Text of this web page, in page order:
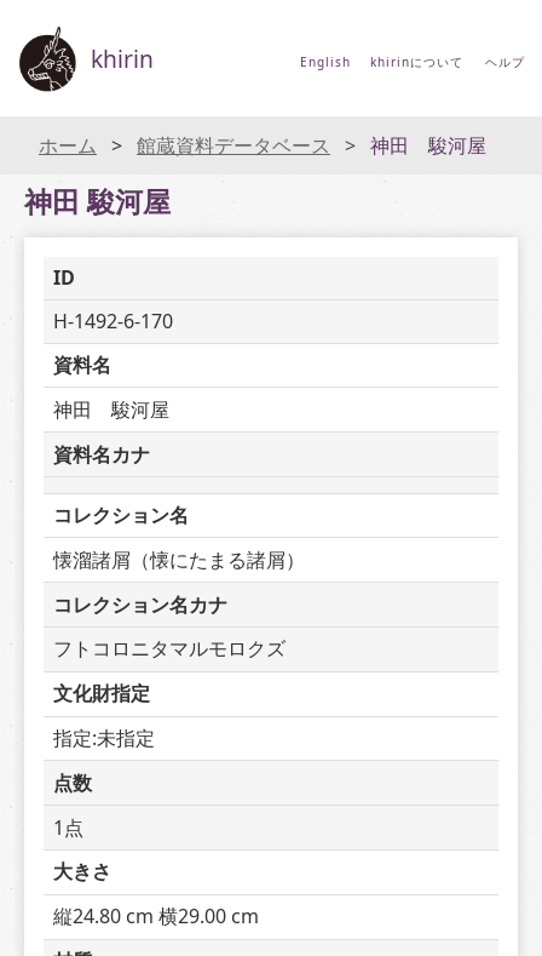
khirin English khirinについて ヘルプ
ホーム 館蔵資料データベース 神田 駿河屋
神田 駿河屋
ID
H-1492-6-170
資料名
神田　駿河屋
資料名カナ
コレクション名
懐溜諸屑（懐にたまる諸屑）
コレクション名カナ
フトコロニタマルモロクズ
文化財指定
指定:未指定
点数
1点
大きさ
縦24.80 cm 横29.00 cm